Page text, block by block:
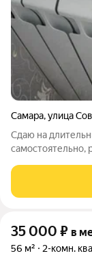
Самара,улица
Сдаю на
самостоятельно,
Экономического
университет, в
35 000 ₽ в
56 м² 2-комн.